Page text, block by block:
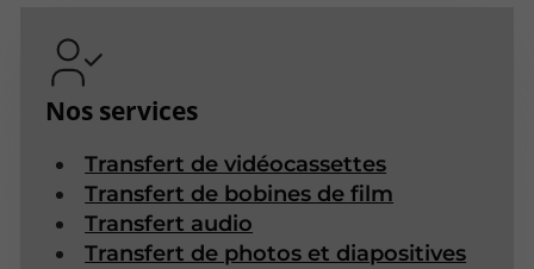
Nos services
Transfert de vidéocassettes
Transfert de bobines de film
Transfert audio
Transfert de photos et diapositives